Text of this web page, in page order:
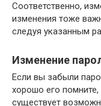
Соответственно,
изменения тоже
следуя указанным
Изменение
Если вы забыли
хорошо его помните,
существует